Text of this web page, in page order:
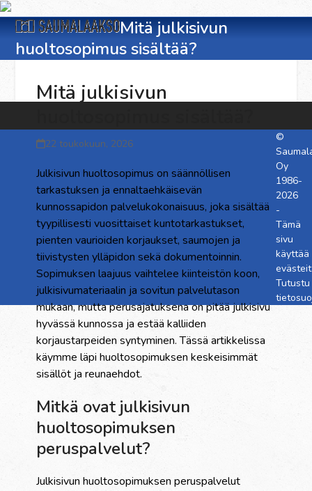
Skip
to
content
Open
mobile
Close
mobile
Mitä julkisivun
huoltosopimus sisältää?
Mitä julkisivun
22 toukokuun, 2026
Julkisivun huoltosopimus on säännöllisen
tarkastuksen ja ennaltaehkäisevän
kunnossapidon palvelukokonaisuus, joka sisältää
tyypillisesti vuosittaiset kuntotarkastukset,
pienten vaurioiden korjaukset, saumojen ja
tiivistysten ylläpidon sekä dokumentoinnin.
Sopimuksen laajuus vaihtelee kiinteistön koon,
julkisivumateriaalin ja sovitun palvelutason
mukaan, mutta perusajatuksena on pitää julkisivu
hyvässä kunnossa ja estää kalliiden
korjaustarpeiden syntyminen. Tässä artikkelissa
käymme läpi huoltosopimuksen keskeisimmät
sisällöt ja reunaehdot.
Mitkä ovat julkisivun
huoltosopimuksen
peruspalvelut?
Julkisivun huoltosopimuksen peruspalvelut
©
Oy
1986-
2026
-
Tämä
sivu
käyttää
Tutustu